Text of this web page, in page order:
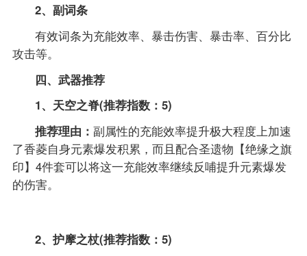
2、副词条
有效词条为充能效率、暴击伤害、暴击率、百分比
攻击等。
四、武器推荐
1、天空之脊(推荐指数：5)
推荐理由：副属性的充能效率提升极大程度上加速
了香菱自身元素爆发积累，而且配合圣遗物【绝缘之旗
印】4件套可以将这一充能效率继续反哺提升元素爆发
的伤害。
2、护摩之杖(推荐指数：5)